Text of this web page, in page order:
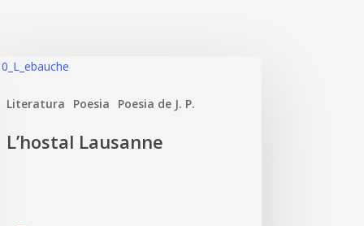
Literatura Poesia Poesia de J. P.
L’hostal Lausanne